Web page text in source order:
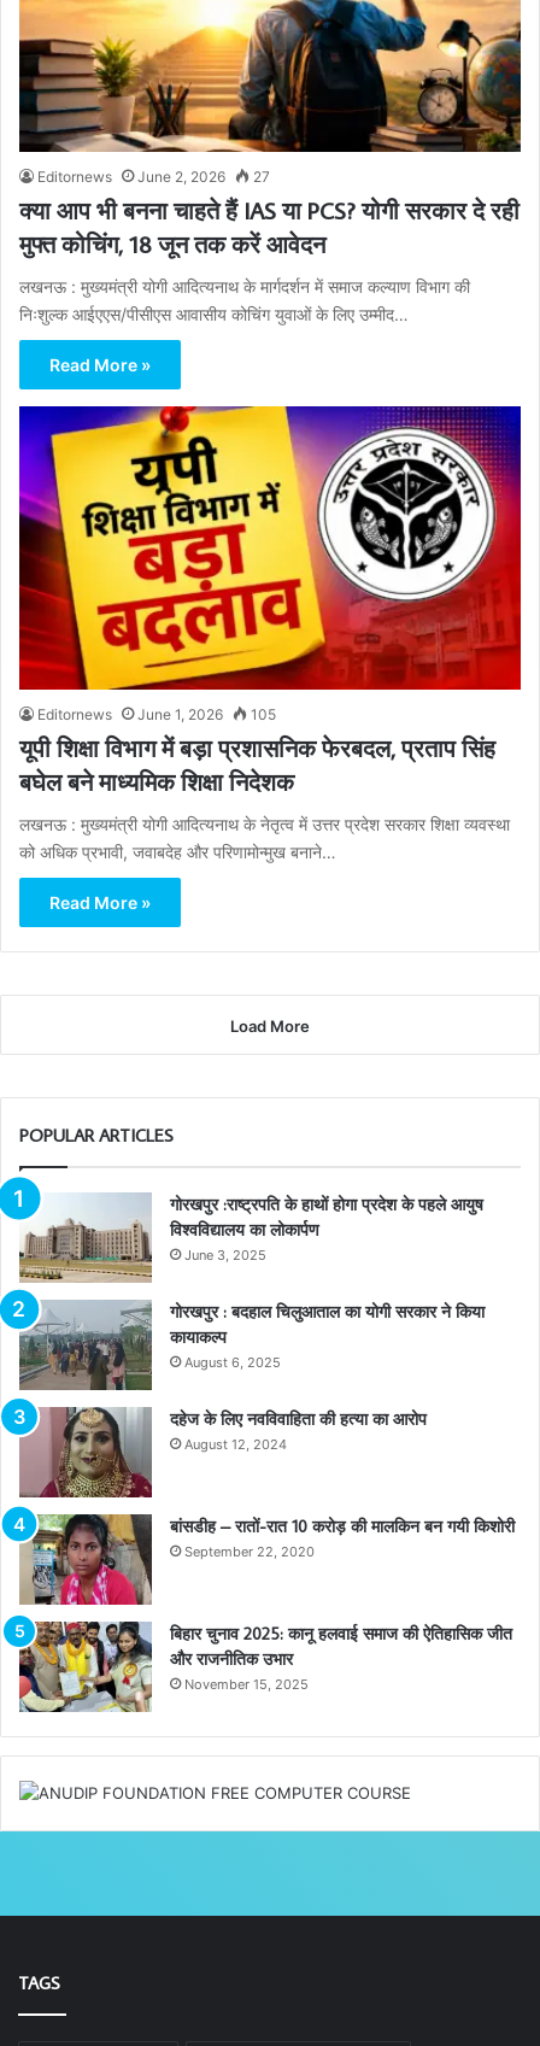
Editornews June 2, 2026 27
क्या आप भी बनना चाहते हैं IAS या PCS? योगी सरकार दे रही
मुफ्त कोचिंग, 18 जून तक करें आवेदन
लखनऊ : मुख्यमंत्री योगी आदित्यनाथ के मार्गदर्शन में समाज कल्याण विभाग की
निःशुल्क आईएएस/पीसीएस आवासीय कोचिंग युवाओं के लिए उम्मीद…
Read More »
Editornews June 1, 2026 105
यूपी शिक्षा विभाग में बड़ा प्रशासनिक फेरबदल, प्रताप सिंह
बघेल बने माध्यमिक शिक्षा निदेशक
लखनऊ : मुख्यमंत्री योगी आदित्यनाथ के नेतृत्व में उत्तर प्रदेश सरकार शिक्षा व्यवस्था
को अधिक प्रभावी, जवाबदेह और परिणामोन्मुख बनाने…
Read More »
Load More
POPULAR ARTICLES
गोरखपुर :राष्ट्रपति के हाथों होगा प्रदेश के पहले आयुष
विश्वविद्यालय का लोकार्पण
June 3, 2025
गोरखपुर : बदहाल चिलुआताल का योगी सरकार ने किया
कायाकल्प
August 6, 2025
दहेज के लिए नवविवाहिता की हत्या का आरोप
August 12, 2024
बांसडीह – रातों-रात 10 करोड़ की मालकिन बन गयी किशोरी
September 22, 2020
बिहार चुनाव 2025: कानू हलवाई समाज की ऐतिहासिक जीत
और राजनीतिक उभार
November 15, 2025
TAGS